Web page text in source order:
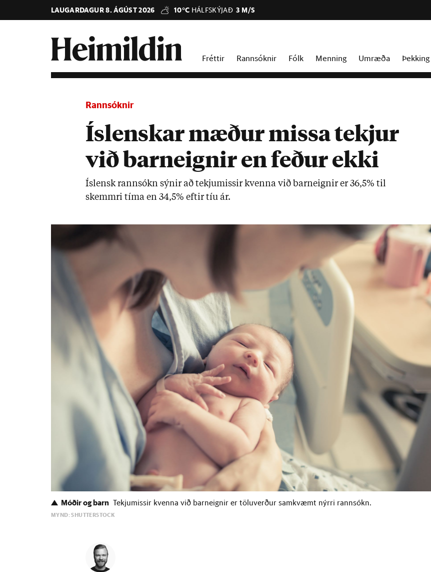
LAUGARDAGUR 8. ÁGÚST 2026 10°C HÁLFSKÝJAÐ 3 M/S
Fréttir Rannsóknir Fólk Menning Umræða Þekking
Rannsóknir
Íslenskar mæður missa tekjur
við barneignir en feður ekki
Ís­lensk rann­sókn sýn­ir að tekjum­iss­ir kvenna við barneign­ir er 36,5% til
skemmri tíma en 34,5% eft­ir tíu ár.
Móðir og barn Tekjumissir kvenna við barneignir er töluverður samkvæmt nýrri rannsókn.
MYND: SHUTTERSTOCK